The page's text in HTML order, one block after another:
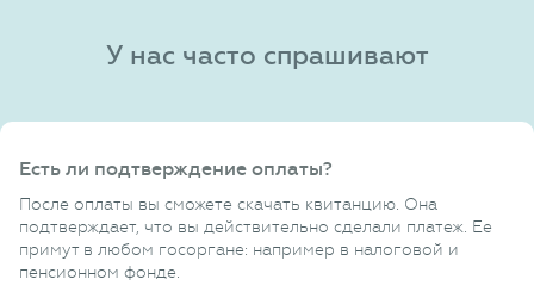
У нас часто спрашивают
Есть ли подтверждение оплаты?
После оплаты вы сможете скачать квитанцию. Она
подтверждает, что вы действительно сделали платеж. Ее
примут в любом госоргане: например в налоговой и
пенсионном фонде.